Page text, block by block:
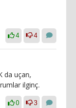
4 4
da uçan,
ilginç.
0 3